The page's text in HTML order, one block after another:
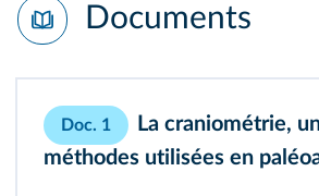
Documents
Doc. 1
La craniométrie,
méthodes utilisées en